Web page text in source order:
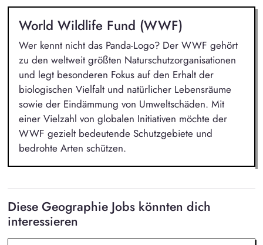
World Wildlife Fund (WWF)
Wer kennt nicht das Panda-Logo? Der WWF gehört
zu den weltweit größten Naturschutzorganisationen
und legt besonderen Fokus auf den Erhalt der
biologischen Vielfalt und natürlicher Lebensräume
sowie der Eindämmung von Umweltschäden. Mit
einer Vielzahl von globalen Initiativen möchte der
WWF gezielt bedeutende Schutzgebiete und
bedrohte Arten schützen.
Diese Geographie Jobs könnten dich
interessieren